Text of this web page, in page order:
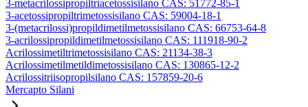
3-metacrilossipropiltriacetossisilano CAS: 51772-85-1
3-acetossipropiltrimetossisilano CAS: 59004-18-1
3-(metacrilossi)propildimetilmetossisilano CAS: 66753-64-8
3-acrilossipropildimetilmetossisilano CAS: 111918-90-2
Acrilossimetiltrimetossisilano CAS: 21134-38-3
Acrilossimetilmetildimetossisilano CAS: 130865-12-2
Acrilossitriisopropilsilano CAS: 157859-20-6
Mercapto Silani